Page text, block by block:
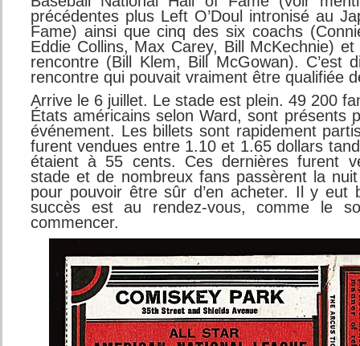
précédentes plus Left O’Doul intronisé au
Fame) ainsi que cinq des six coachs
Eddie Collins, Max Carey, Bill McKechnie)
rencontre (Bill Klem, Bill McGowan). C’est
rencontre qui pouvait vraiment être qualifiée
Arrive le 6 juillet. Le stade est plein. 49 200
États américains selon Ward, sont présents
événement. Les billets sont rapidement
furent vendues entre 1.10 et 1.65 dollars
étaient à 55 cents. Ces dernières furent
stade et de nombreux fans passèrent la
pour pouvoir être sûr d’en acheter. Il y eut
succès est au rendez-vous, comme le
commencer.